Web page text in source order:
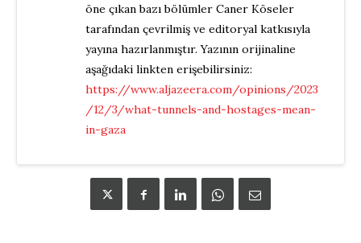
öne çıkan bazı bölümler Caner Köseler
tarafından çevrilmiş ve editoryal katkısıyla
yayına hazırlanmıştır. Yazının orijinaline
aşağıdaki linkten erişebilirsiniz:
https://www.aljazeera.com/opinions/2023
/12/3/what-tunnels-and-hostages-mean-
in-gaza